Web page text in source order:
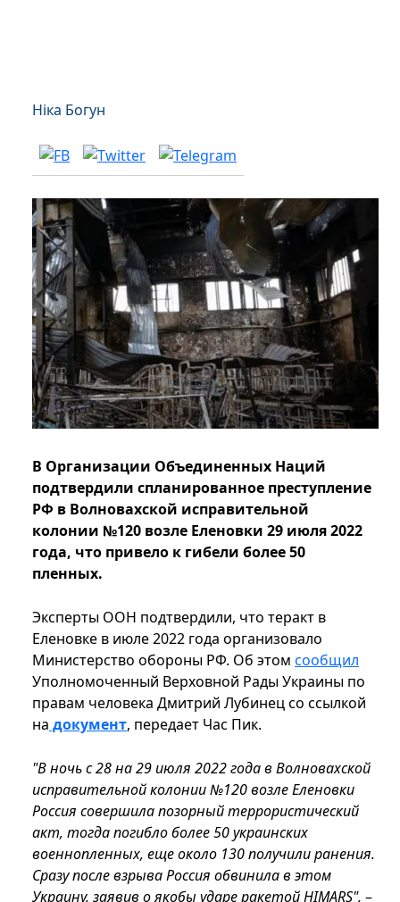
Ніка Богун
В Организации Объединенных Наций
подтвердили спланированное преступление
РФ в Волновахской исправительной
колонии №120 возле Еленовки 29 июля 2022
года, что привело к гибели более 50
пленных.
Эксперты ООН подтвердили, что теракт в
Еленовке в июле 2022 года организовало
Министерство обороны РФ. Об этом сообщил
Уполномоченный Верховной Рады Украины по
правам человека Дмитрий Лубинец со ссылкой
на документ, передает Час Пик.
"В ночь с 28 на 29 июля 2022 года в Волновахской
исправительной колонии №120 возле Еленовки
Россия совершила позорный террористический
акт, тогда погибло более 50 украинских
военнопленных, еще около 130 получили ранения.
Сразу после взрыва Россия обвинила в этом
Украину, заявив о якобы ударе ракетой HIMARS", –